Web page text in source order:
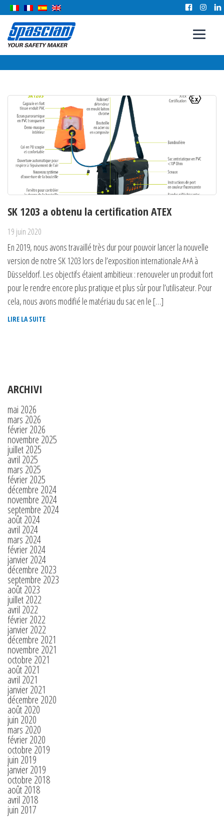
SK 1203 a obtenu la certification ATEX
19 juin 2020
En 2019, nous avons travaillé très dur pour pouvoir lancer la nouvelle
version de notre SK 1203 lors de l’exposition internationale A+A à
Düsseldorf. Les objectifs étaient ambitieux : renouveler un produit fort
pour le rendre encore plus pratique et plus sûr pour l’utilisateur. Pour
cela, nous avons modifié le matériau du sac en le […]
LIRE LA SUITE
ARCHIVI
mai 2026
mars 2026
février 2026
novembre 2025
juillet 2025
avril 2025
mars 2025
février 2025
décembre 2024
novembre 2024
septembre 2024
août 2024
avril 2024
mars 2024
février 2024
janvier 2024
décembre 2023
septembre 2023
août 2023
juillet 2022
avril 2022
février 2022
janvier 2022
décembre 2021
novembre 2021
octobre 2021
août 2021
avril 2021
janvier 2021
décembre 2020
août 2020
juin 2020
mars 2020
février 2020
octobre 2019
juin 2019
janvier 2019
octobre 2018
août 2018
avril 2018
juin 2017